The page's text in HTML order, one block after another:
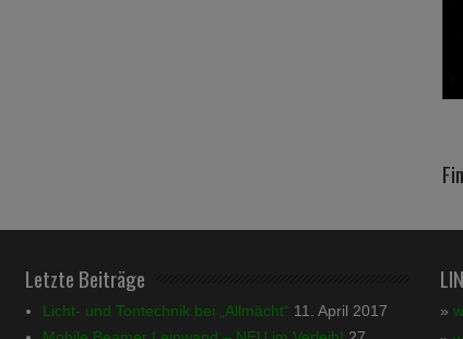
Letzte Beiträge
Licht- und Tontechnik bei „Allmächt“ 11. April 2017
»